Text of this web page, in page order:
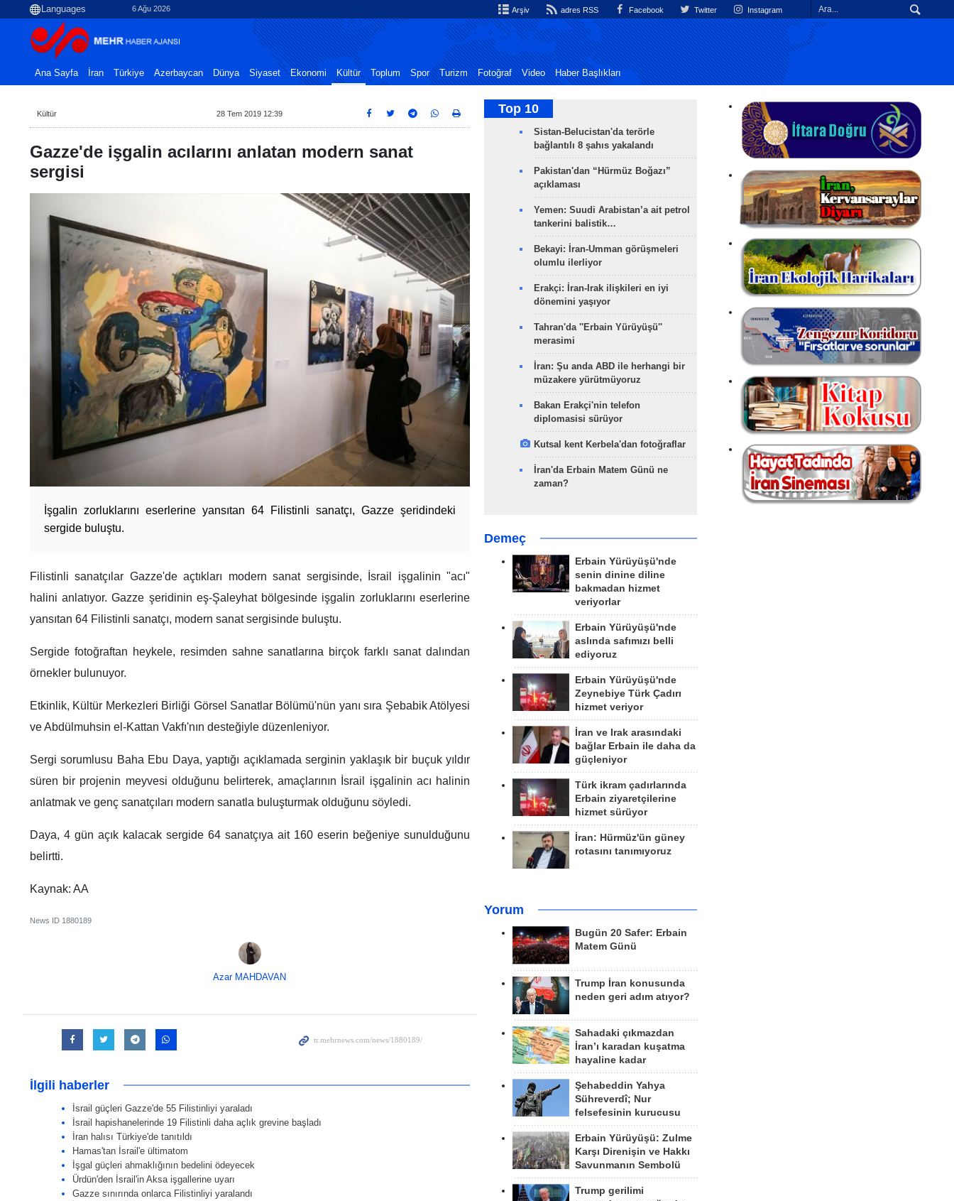
6 Ağu 2026 Arşiv adres RSS Facebook Twitter Instagram
Ana Sayfa İran Türkiye Azerbaycan Dünya Siyaset Ekonomi Kültür Toplum Spor Turizm Fotoğraf Video Haber Başlıkları
Kültür 28 Tem 2019 12:39
Gazze'de işgalin acılarını anlatan modern sanat
sergisi
İşgalin zorluklarını eserlerine yansıtan 64 Filistinli sanatçı, Gazze şeridindeki
sergide buluştu.
Filistinli sanatçılar Gazze'de açtıkları modern sanat sergisinde, İsrail işgalinin "acı"
halini anlatıyor. Gazze şeridinin eş-Şaleyhat bölgesinde işgalin zorluklarını eserlerine
yansıtan 64 Filistinli sanatçı, modern sanat sergisinde buluştu.
Sergide fotoğraftan heykele, resimden sahne sanatlarına birçok farklı sanat dalından
örnekler bulunuyor.
Etkinlik, Kültür Merkezleri Birliği Görsel Sanatlar Bölümü'nün yanı sıra Şebabik Atölyesi
ve Abdülmuhsin el-Kattan Vakfı'nın desteğiyle düzenleniyor.
Sergi sorumlusu Baha Ebu Daya, yaptığı açıklamada serginin yaklaşık bir buçuk yıldır
süren bir projenin meyvesi olduğunu belirterek, amaçlarının İsrail işgalinin acı halinin
anlatmak ve genç sanatçıları modern sanatla buluşturmak olduğunu söyledi.
Daya, 4 gün açık kalacak sergide 64 sanatçıya ait 160 eserin beğeniye sunulduğunu
belirtti.
Kaynak: AA
News ID 1880189
Azar MAHDAVAN
İlgili haberler
İsrail güçleri Gazze'de 55 Filistinliyi yaraladı
İsrail hapishanelerinde 19 Filistinli daha açlık grevine başladı
İran halısı Türkiye'de tanıtıldı
Hamas'tan İsrail'e ültimatom
İşgal güçleri ahmaklığının bedelini ödeyecek
Ürdün'den İsrail'in Aksa işgallerine uyarı
Gazze sınırında onlarca Filistinliyi yaralandı
Top 10
Sistan-Belucistan'da terörle
bağlantılı 8 şahıs yakalandı
Pakistan'dan “Hürmüz Boğazı”
açıklaması
Yemen: Suudi Arabistan’a ait petrol
tankerini balistik…
Bekayi: İran-Umman görüşmeleri
olumlu ilerliyor
Erakçi: İran-Irak ilişkileri en iyi
dönemini yaşıyor
Tahran'da ''Erbain Yürüyüşü''
merasimi
İran: Şu anda ABD ile herhangi bir
müzakere yürütmüyoruz
Bakan Erakçi'nin telefon
diplomasisi sürüyor
Kutsal kent Kerbela'dan fotoğraflar
İran'da Erbain Matem Günü ne
zaman?
Demeç
Erbain Yürüyüşü'nde
senin dinine diline
bakmadan hizmet
veriyorlar
Erbain Yürüyüşü'nde
aslında safımızı belli
ediyoruz
Erbain Yürüyüşü'nde
Zeynebiye Türk Çadırı
hizmet veriyor
İran ve Irak arasındaki
bağlar Erbain ile daha da
güçleniyor
Türk ikram çadırlarında
Erbain ziyaretçilerine
hizmet sürüyor
İran: Hürmüz'ün güney
rotasını tanımıyoruz
Yorum
Bugün 20 Safer: Erbain
Matem Günü
Trump İran konusunda
neden geri adım atıyor?
Sahadaki çıkmazdan
İran’ı karadan kuşatma
hayaline kadar
Şehabeddin Yahya
Sühreverdî; Nur
felsefesinin kurucusu
Erbain Yürüyüşü: Zulme
Karşı Direnişin ve Hakkı
Savunmanın Sembolü
Trump gerilimi